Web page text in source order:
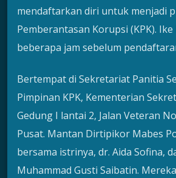
mendaftarkan diri untuk menjadi
Pemberantasan Korupsi (KPK).
beberapa jam sebelum
Bertempat di Sekretariat Panitia
Pimpinan KPK, Kementerian
Gedung I lantai 2, Jalan Veteran
Pusat. Mantan Dirtipikor Mabes
bersama istrinya, dr. Aida Sofina,
Muhammad Gusti Saibatin.